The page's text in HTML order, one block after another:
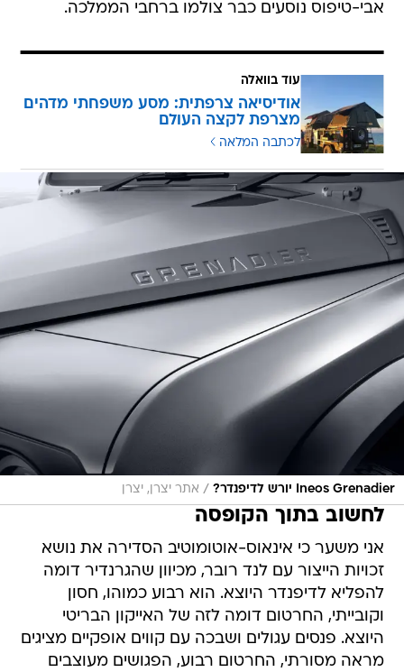
אבי-טיפוס נוסעים כבר צולמו ברחבי הממלכה.
עוד בוואלה
אודיסיאה צרפתית: מסע משפחתי מדהים
מצרפת לקצה העולם
לכתבה המלאה
Ineos Grenadier יורש לדיפנדר? / אתר יצרן, יצרן
לחשוב בתוך הקופסה
אני משער כי אינאוס-אוטומוטיב הסדירה את נושא
זכויות הייצור עם לנד רובר, מכיוון שהגרנדיר דומה
להפליא לדיפנדר היוצא. הוא רבוע כמוהו, חסון
וקובייתי, החרטום דומה לזה של האייקון הבריטי
היוצא. פנסים עגולים ושבכה עם קווים אופקיים מציגים
מראה מסורתי, החרטום רבוע, הפגושים מעוצבים